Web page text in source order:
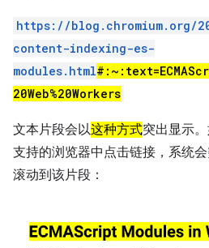
https://blog.chromium.org/
content-indexing-es-
modules.html
20Web%20Workers
文本片段会以这种方式突出显示
支持的浏览器中点击链接，系统
滚动到该片段：